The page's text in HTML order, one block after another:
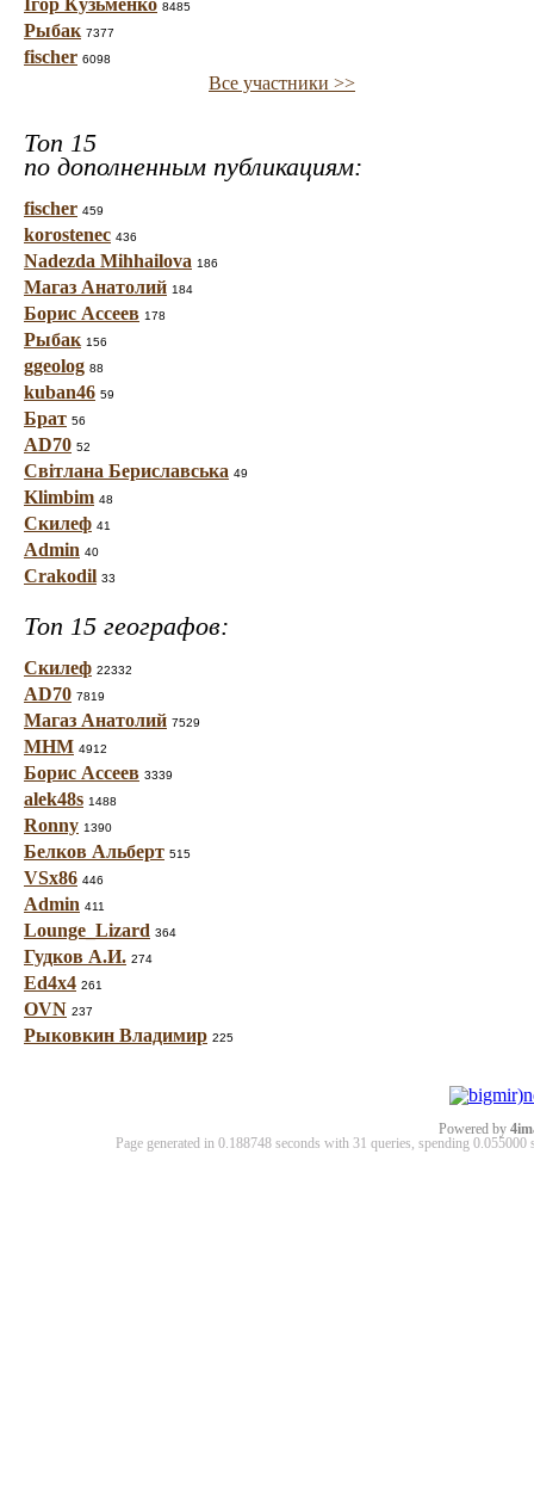
Ігор Кузьменко 8485
Рыбак 7377
fischer 6098
Все участники >>
Топ 15
по дополненным публикациям:
fischer 459
korostenec 436
Nadezda Mihhailova 186
Магаз Анатолий 184
Борис Ассеев 178
Рыбак 156
ggeolog 88
kuban46 59
Брат 56
AD70 52
Світлана Бериславська 49
Klimbim 48
Скилеф 41
Admin 40
Crakodil 33
Топ 15 географов:
Скилеф 22332
AD70 7819
Магаз Анатолий 7529
МНМ 4912
Борис Ассеев 3339
alek48s 1488
Ronny 1390
Белков Альберт 515
VSx86 446
Admin 411
Lounge_Lizard 364
Гудков А.И. 274
Ed4x4 261
OVN 237
Рыковкин Владимир 225
Powered by
Page generated in 0.188748 seconds with 31 queries, spending